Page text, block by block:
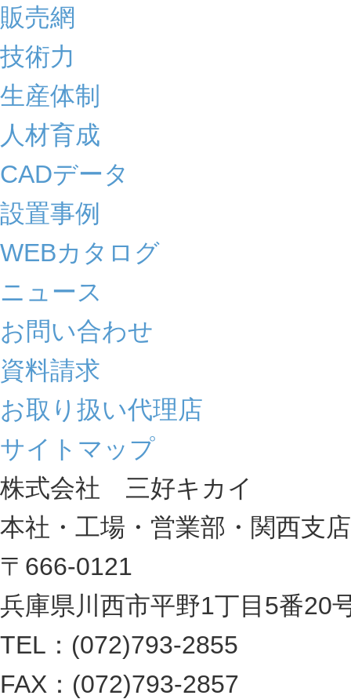
販売網
技術力
生産体制
人材育成
CADデータ
設置事例
WEBカタログ
ニュース
お問い合わせ
資料請求
お取り扱い代理店
サイトマップ
株式会社 三好キカイ
本社・工場・営業部・関西支店
〒666-0121
兵庫県川西市平野1丁目5番20
TEL：(072)793-2855
FAX：(072)793-2857